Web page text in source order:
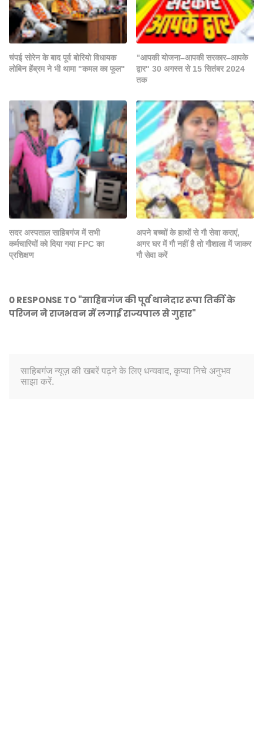
चंपई सोरेन के बाद पूर्व बोरियो विधायक
लोबिन हेंब्रम ने भी थामा "कमल का फूल"
"आपकी योजना–आपकी सरकार–आपके
द्वार" 30 अगस्त से 15 सितंबर 2024
तक
सदर अस्पताल साहिबगंज में सभी
कर्मचारियों को दिया गया FPC का
प्रशिक्षण
अपने बच्चों के हाथों से गौ सेवा कराएं,
अगर घर में गौ नहीं है तो गौशाला में जाकर
गौ सेवा करें
0 RESPONSE TO "साहिबगंज की पूर्व थानेदार रूपा तिर्की के
परिजन ने राजभवन में लगाई राज्यपाल से गुहार"
साहिबगंज न्यूज़ की खबरें पढ़ने के लिए धन्यवाद, कृप्या निचे अनुभव
साझा करें.